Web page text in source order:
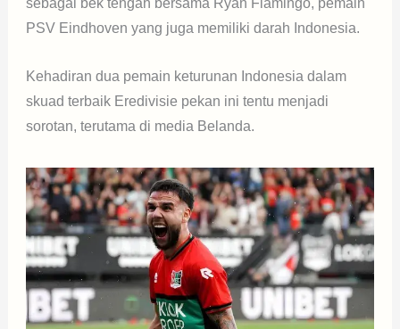
sebagai bek tengah bersama Ryan Flamingo, pemain
PSV Eindhoven yang juga memiliki darah Indonesia.
Kehadiran dua pemain keturunan Indonesia dalam
skuad terbaik Eredivisie pekan ini tentu menjadi
sorotan, terutama di media Belanda.